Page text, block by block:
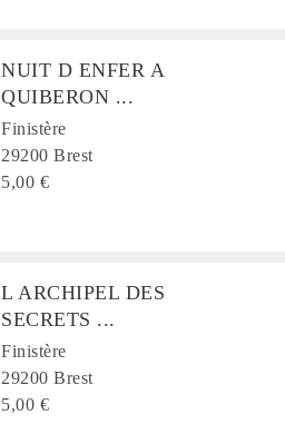
NUIT D ENFER A
QUIBERON ...
Finistère
29200 Brest
5,00 €
L ARCHIPEL DES
SECRETS ...
Finistère
29200 Brest
5,00 €